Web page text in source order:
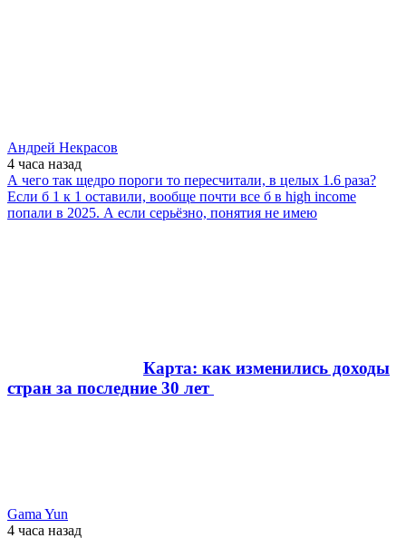
Андрей Некрасов
4 часа назад
А чего так щедро пороги то пересчитали, в целых 1.6 раза?
Если б 1 к 1 оставили, вообще почти все б в high income
попали в 2025. А если серьёзно, понятия не имею
Карта: как изменились доходы
стран за последние 30 лет
Gama Yun
4 часа назад